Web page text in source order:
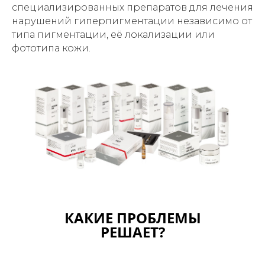
СКИДКИ ПРИ ПОКУПКЕ КУРСА
специализированных препаратов для лечения
нарушений гиперпигментации независимо от
типа пигментации, её локализации или
фототипа кожи.
КАКИЕ ПРОБЛЕМЫ
РЕШАЕТ?